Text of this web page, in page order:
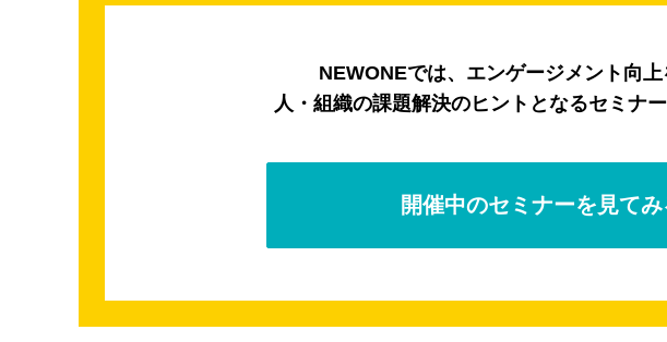
NEWONEでは、エンゲージメント向
人・組織の課題解決のヒントとなるセミナ
開催中のセミナーを見てみ